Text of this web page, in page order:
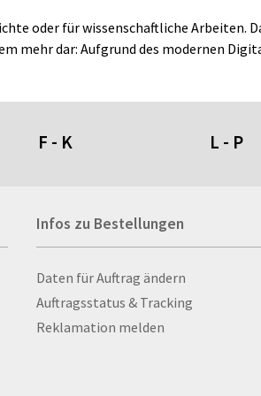
oder für wissenschaftliche
mehr dar: Aufgrund des modernen
F - K
Fahnensysteme
Faltschilder / Nasenschilder
Feuerzeuge
Fischerhut
Flachmänner
L - P
Infos zu Bestellungen
Infos zu Bestellungen
Daten für Auftrag ändern
Auftragsstatus & Tracking
Reklamation melden